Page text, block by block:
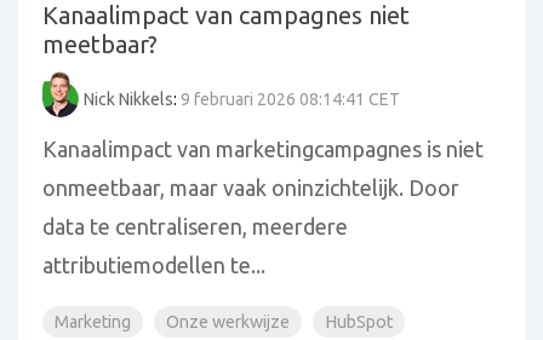
Kanaalimpact van campagnes niet
meetbaar?
Nick Nikkels: 9 februari 2026 08:14:41 CET
Kanaalimpact van marketingcampagnes is niet
onmeetbaar, maar vaak oninzichtelijk. Door
data te centraliseren, meerdere
attributiemodellen te...
Marketing Onze werkwijze HubSpot